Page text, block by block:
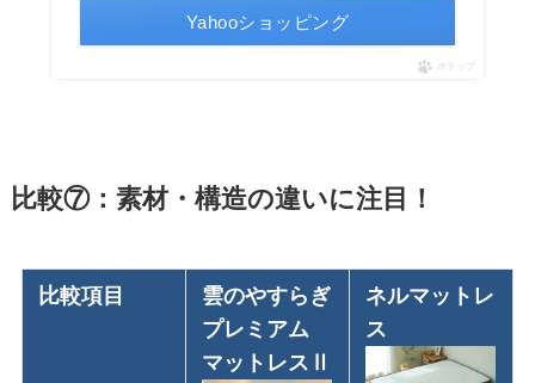
Yahooショッピング
ポチップ
比較⑦：素材・構造の違いに注目！
比較項目
雲のやすらぎ
プレミアム
マットレスⅡ
ネルマットレ
ス